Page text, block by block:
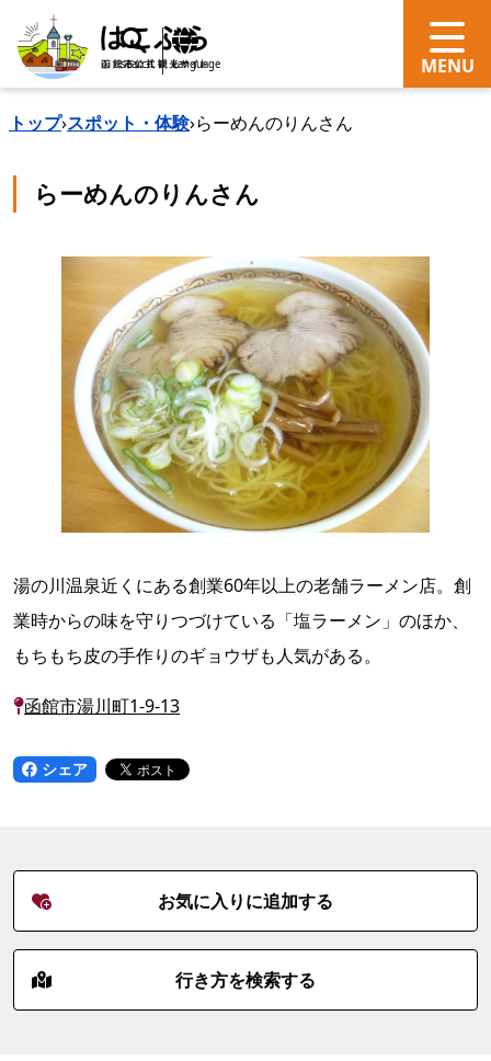
search Language
トップ›スポット・体験›らーめんのりんさん
らーめんのりんさん
湯の川温泉近くにある創業60年以上の老舗ラーメン店。創
業時からの味を守りつづけている「塩ラーメン」のほか、
もちもち皮の手作りのギョウザも人気がある。
函館市湯川町1-9-13
シェア
お気に入りに追加する
行き方を検索する